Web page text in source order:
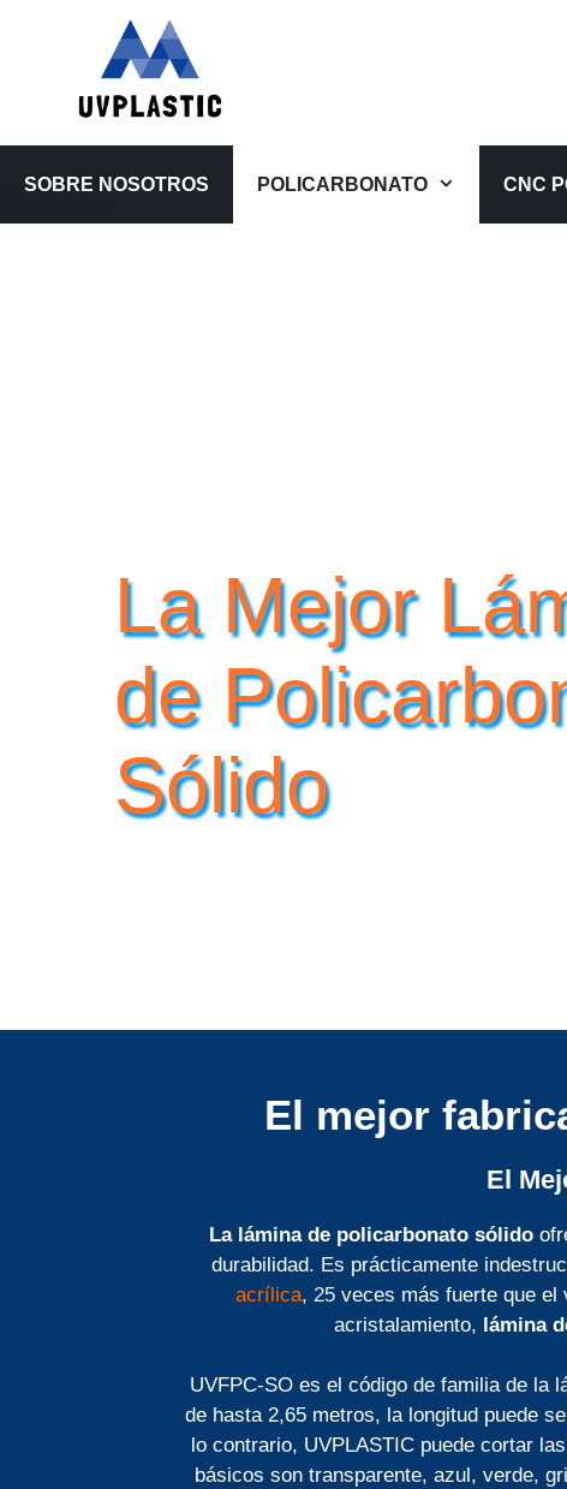
SOBRE NOSOTROS POLICARBONATO CNC
La Mejor
de
Sólido
El mejor
El
La lámina de policarbonato sólido
durabilidad. Es prácticamente
acrílica, 25 veces más fuerte que el
acristalamiento, lámina
UVFPC-SO es el código de familia de la
de hasta 2,65 metros, la longitud puede
lo contrario, UVPLASTIC puede cortar
básicos son transparente, azul, verde,